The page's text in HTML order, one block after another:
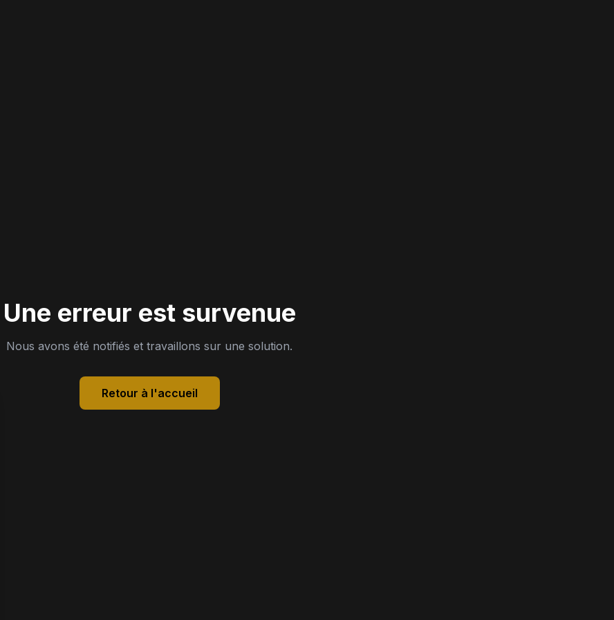
Une erreur est survenue
Nous avons été notifiés et travaillons sur une solution.
Retour à l'accueil